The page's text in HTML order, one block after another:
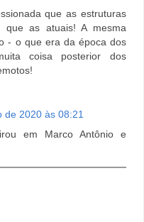
que as estruturas
que as atuais! A mesma
- o que era da época dos
coisa posterior dos
de 2020 às 08:21
em Marco Antônio e